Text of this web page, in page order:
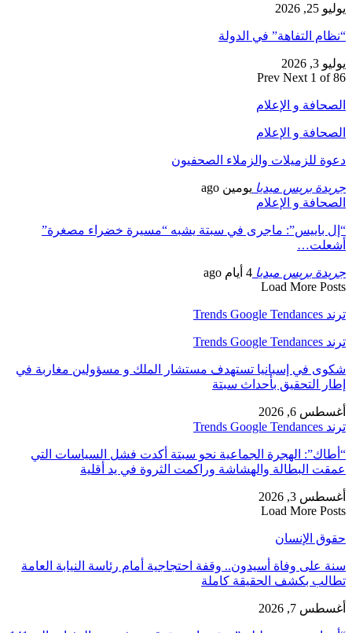
يوليو 25, 2026
“نظام التفاهة” في الدولة
يوليو 3, 2026
Prev Next 1 of 86
الصحافة و الإعلام
الصحافة و الإعلام
دعوة للزميلات والزملاء الصحفيون
جريدة بريس ميديا يومين ago
الصحافة و الإعلام
“إل باييس”: ماجرى في سبتة يشبه “مسيرة خضراء مصغرة”
أشعلت…
جريدة بريس ميديا 4 أيام ago
Load More Posts
ترند Trends Google Tendances
ترند Trends Google Tendances
شكوى في إسبانيا تستهدف مستشار الملك و مسؤولين مغاربة في
إطار التحقيق بأحداث سبتة
أغسطس 6, 2026
ترند Trends Google Tendances
“أطاك”: الهجرة الجماعية نحو سبتة أكدت فشل السياسات التي
عمقت البطالة والهشاشة وراكمت الثروة في يد أقلية
أغسطس 3, 2026
Load More Posts
حقوق الإنسان
سنة على وفاة أسيدون.. وقفة احتجاجية أمام رئاسة النيابة العامة
تطالب بكشف الحقيقة كاملة
أغسطس 7, 2026